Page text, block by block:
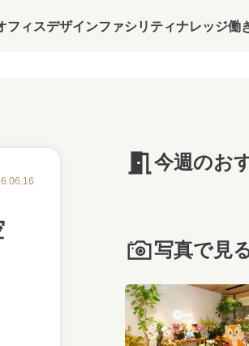
フィスデザインファシリティナレッジ働
今週のお
写真で見